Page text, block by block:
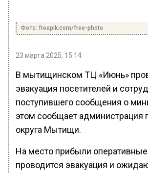
Фото: freepik.com/free-photo
23 марта 2025, 15:14
В мытищинском ТЦ «Июнь»
эвакуация посетителей и
поступившего сообщения о
этом сообщает администрация
округа Мытищи.
На место прибыли
проводится эвакуация и